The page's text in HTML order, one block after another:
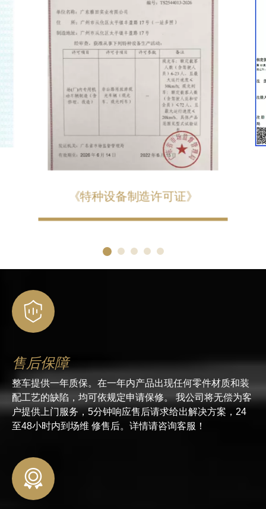
《特种设备制造许可证》
售后保障
整车提供一年质保。在一年内产品出现任何零件材质和装
配工艺的缺陷，均可依规定申请保修。 我公司将无偿为客
户提供上门服务，5分钟响应售后请求给出解决方案，24
至48小时内到场维 修售后。详情请咨询客服！